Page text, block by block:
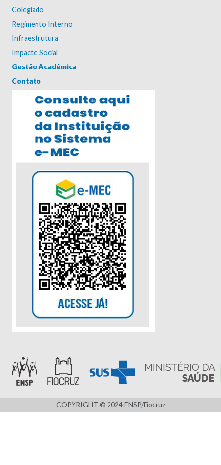
Colegiado
Regimento Interno
Infraestrutura
Impacto Social
Gestão Acadêmica
Contato
COPYRIGHT © 2024 ENSP/Fiocruz